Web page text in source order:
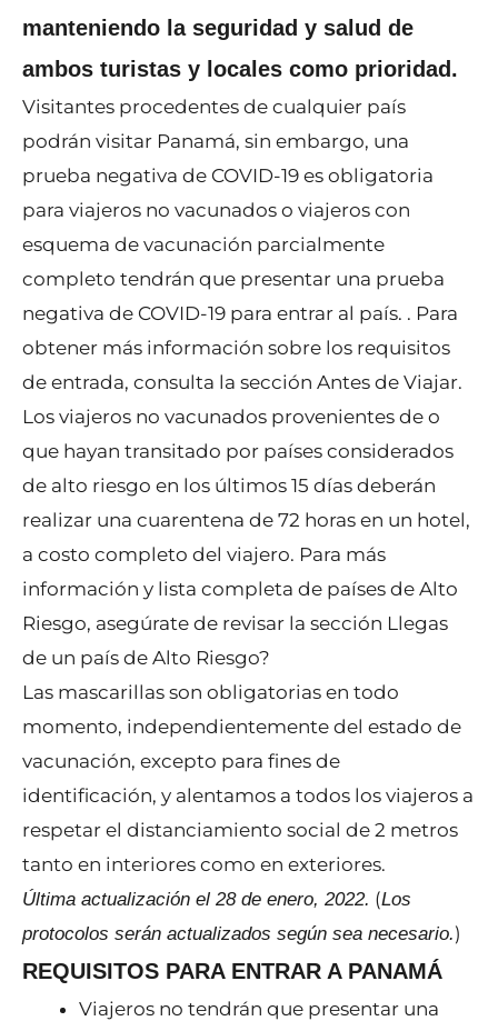
manteniendo la seguridad y salud de
ambos turistas y locales como prioridad.
Visitantes procedentes de cualquier país
podrán visitar Panamá, sin embargo, una
prueba negativa de COVID-19 es obligatoria
para viajeros no vacunados o viajeros con
esquema de vacunación parcialmente
completo tendrán que presentar una prueba
negativa de COVID-19 para entrar al país. . Para
obtener más información sobre los requisitos
de entrada, consulta la sección Antes de Viajar.
Los viajeros no vacunados provenientes de o
que hayan transitado por países considerados
de alto riesgo en los últimos 15 días deberán
realizar una cuarentena de 72 horas en un hotel,
a costo completo del viajero. Para más
información y lista completa de países de Alto
Riesgo, asegúrate de revisar la sección Llegas
de un país de Alto Riesgo?
Las mascarillas son obligatorias en todo
momento, independientemente del estado de
vacunación, excepto para fines de
identificación, y alentamos a todos los viajeros a
respetar el distanciamiento social de 2 metros
tanto en interiores como en exteriores.
Última actualización el 28 de enero, 2022. (Los
protocolos serán actualizados según sea necesario.)
REQUISITOS PARA ENTRAR A PANAMÁ
Viajeros no tendrán que presentar una